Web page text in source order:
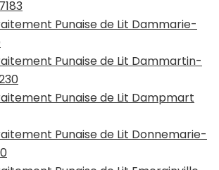
Punaise de Lit Dammarie-
Punaise de Lit Dammartin-
Punaise de Lit Dampmart
Punaise de Lit Donnemarie-